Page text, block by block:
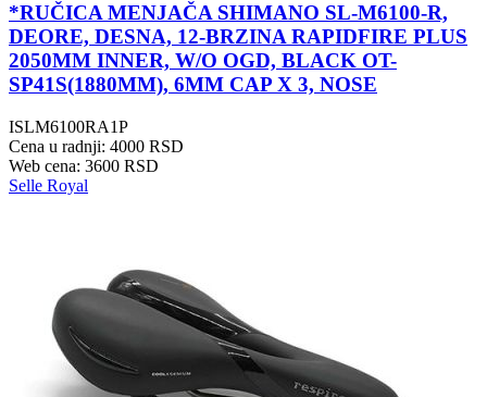
*RUČICA MENJAČA SHIMANO SL-M6100-R,
DEORE, DESNA, 12-BRZINA RAPIDFIRE PLUS
2050MM INNER, W/O OGD, BLACK OT-
SP41S(1880MM), 6MM CAP X 3, NOSE
ISLM6100RA1P
Cena u radnji: 4000 RSD
Web cena: 3600 RSD
Selle Royal